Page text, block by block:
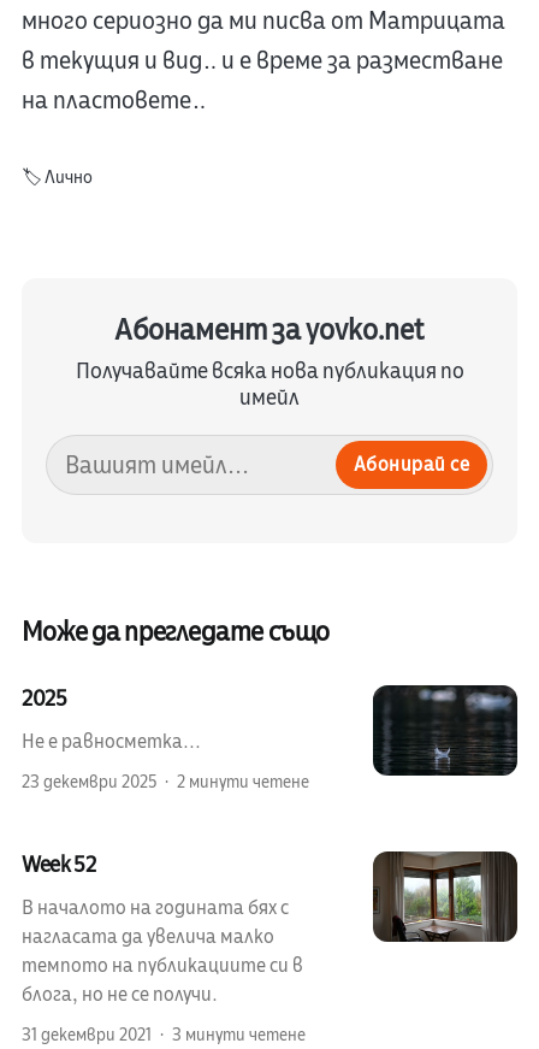
много сериозно да ми писва от Матрицата
в текущия и вид… и е време за разместване
на пластовете…
🏷️Лично
Абонамент за yovko.net
Получавайте всяка нова публикация по
имейл
Абонирай се
Може да прегледате също
2025
Не е равносметка...
23 декември 2025 2 минути четене
Week 52
В началото на годината бях с
нагласата да увелича малко
темпото на публикациите си в
блога, но не се получи.
31 декември 2021 3 минути четене